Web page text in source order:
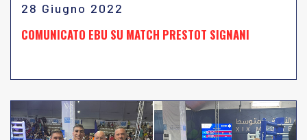
28 Giugno 2022
COMUNICATO EBU SU MATCH PRESTOT SIGNANI